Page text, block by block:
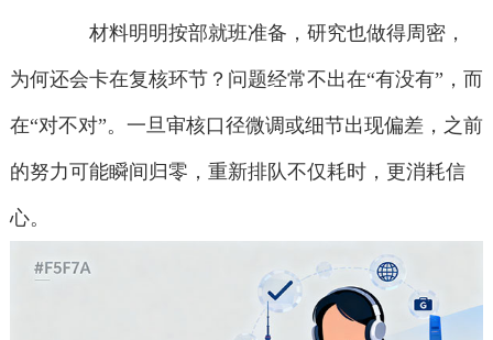
材料明明按部就班准备，研究也做得周密，
为何还会卡在复核环节？问题经常不出在“有没有”，而
在“对不对”。一旦审核口径微调或细节出现偏差，之前
的努力可能瞬间归零，重新排队不仅耗时，更消耗信
心。